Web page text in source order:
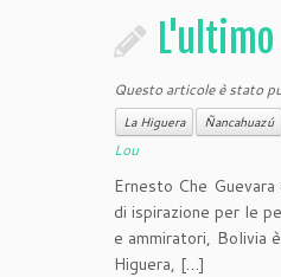
Questo articole è stato
La Higuera
Ñancahuazú
Lou
Ernesto Che
di ispirazione per le
e ammiratori, Bolivia
Higuera, […]